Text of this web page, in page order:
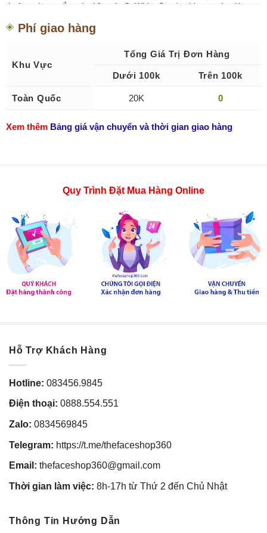
thefaceshop
trắng da Vitamin C White Seed white seed mới
Phí giao hàng
Khu Vực
Tổng Giá Trị Đơn Hàng
Dưới 100k Trên 100k
Toàn Quốc 20K 0
Xem thêm Bảng giá vận chuyển và thời gian giao hàng
Quy Trình Đặt Mua Hàng Online
Hỗ Trợ Khách Hàng
Hotline: 083456.9845
Điện thoại: 0888.554.551
Zalo: 0834569845
Telegram: https://t.me/thefaceshop360
Email: thefaceshop360@gmail.com
Thời gian làm việc: 8h-17h từ Thứ 2 đến Chủ Nhật
Thông Tin Hướng Dẫn